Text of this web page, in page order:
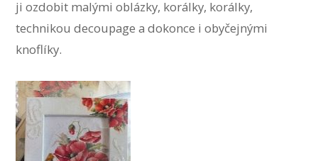
ji ozdobit malými oblázky, korálky, korálky,
technikou decoupage a dokonce i obyčejnými
knoflíky.